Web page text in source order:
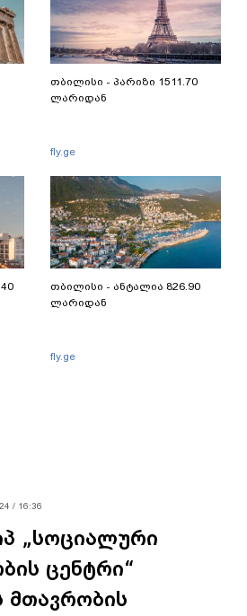
თბილისი - პარიზი 1511.70
ლარიდან
fly.ge
თბილისი - ანტალია 826.90
ლარიდან
fly.ge
/ 16:36
„სოციალური
ცენტრი“
მთავრობის